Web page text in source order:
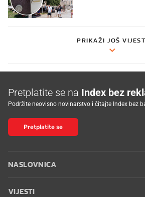
PRIKAŽI JOŠ
Pretplatite se na Index bez
Podržite neovisno novinarstvo i čitajte Index bez
Pretplatite se
NASLOVNICA
VIJESTI